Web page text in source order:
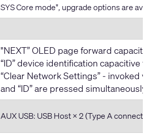
SYS Core mode", upgrade options are
"NEXT” OLED page forward
“ID” device identification capacitive
“Clear Network Settings” - invoked
and “ID” are pressed simultaneously
AUX USB: USB Host × 2 (Type A